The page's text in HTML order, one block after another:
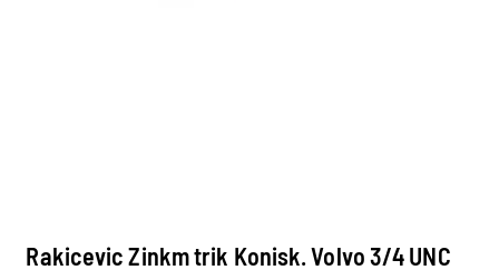
Rakicevic Zinkm trik Konisk. Volvo 3/4 UNC